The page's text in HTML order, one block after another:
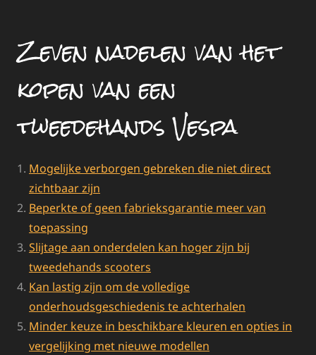
Zeven nadelen van het
kopen van een
tweedehands Vespa
Mogelijke verborgen gebreken die niet direct
zichtbaar zijn
Beperkte of geen fabrieksgarantie meer van
toepassing
Slijtage aan onderdelen kan hoger zijn bij
tweedehands scooters
Kan lastig zijn om de volledige
onderhoudsgeschiedenis te achterhalen
Minder keuze in beschikbare kleuren en opties in
vergelijking met nieuwe modellen